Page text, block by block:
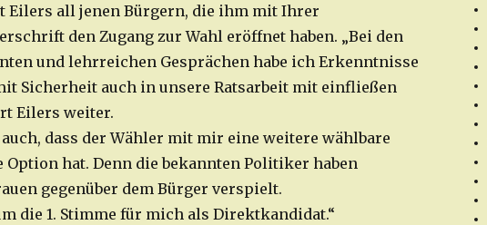
Eilers all jenen Bürgern, die ihm mit Ihrer
den Zugang zur Wahl eröffnet haben. „Bei den
und lehrreichen Gesprächen habe ich Erkenntnisse
Sicherheit auch in unsere Ratsarbeit mit einfließen
Eilers weiter.
dass der Wähler mit mir eine weitere wählbare
hat. Denn die bekannten Politiker haben
gegenüber dem Bürger verspielt.
die 1. Stimme für mich als Direktkandidat.“